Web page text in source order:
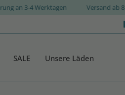
Lieferung an 3-4 Werktagen Versand
SALE Unsere Läden